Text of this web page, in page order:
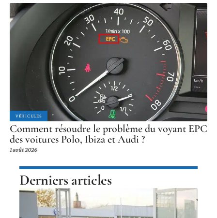
VÉHICULES
Comment résoudre le problème du voyant EPC
des voitures Polo, Ibiza et Audi ?
1 août 2026
Derniers articles